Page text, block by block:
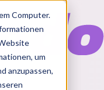
Computer.
um
anzupassen,